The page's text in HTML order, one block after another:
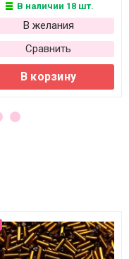
В наличии 18 шт.
В желания
Сравнить
В корзину